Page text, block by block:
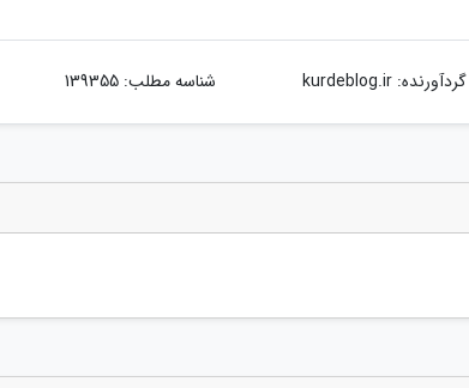
گردآورنده:kurdeblog.ir شناسه مطلب: 139355